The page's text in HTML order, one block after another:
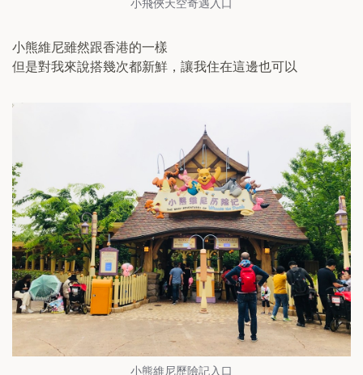
小飛俠天空奇遇入口
小熊維尼雖然跟香港的一樣
但是對我來說搭幾次都新鮮，讓我住在這邊也可以
小熊維尼歷險記入口